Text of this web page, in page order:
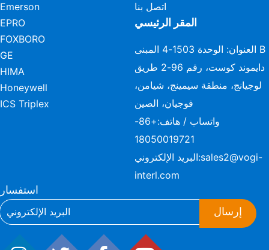
Emerson
EPRO
FOXBORO
GE
HIMA
Honeywell
ICS Triplex
اتصل بنا
المقر الرئيسي
العنوان: الوحدة 1503-4 المبنى B
دايموند كوست، رقم 96-2 طريق
لوجيانج، منطقة سيمينج، شيامن،
فوجيان، الصين
واتساب / هاتف:
+86-
18050019721
البريد الإلكتروني:sales2@vogi-
interl.com
استفسار
إرسال